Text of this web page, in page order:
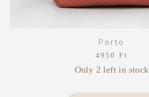
Porto
4950 Ft
Only 2 left in stock